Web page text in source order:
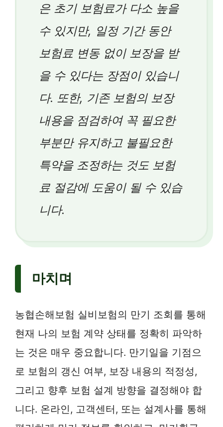
은 초기 보험료가 다소 높을
수 있지만, 일정 기간 동안
보험료 변동 없이 보장을 받
을 수 있다는 장점이 있습니
다. 또한, 기존 보험의 보장
내용을 점검하여 꼭 필요한
부분만 유지하고 불필요한
특약을 조정하는 것도 보험
료 절감에 도움이 될 수 있습
니다.
마치며
농협손해보험 실비보험의 만기 조회를 통해
현재 나의 보험 계약 상태를 정확히 파악하
는 것은 매우 중요합니다. 만기일을 기점으
로 보험의 갱신 여부, 보장 내용의 적정성,
그리고 향후 보험 설계 방향을 결정해야 합
니다. 온라인, 고객센터, 또는 설계사를 통해